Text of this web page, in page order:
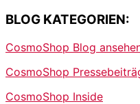
BLOG KATEGORIEN:
CosmoShop Blog
CosmoShop
CosmoShop Inside